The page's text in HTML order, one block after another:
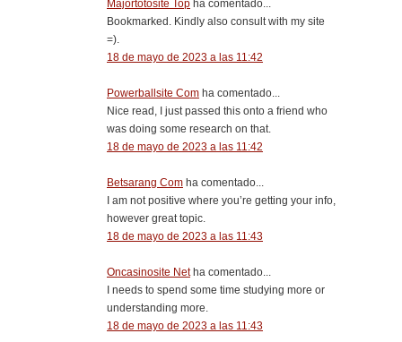
Majortotosite Top ha comentado...
Bookmarked. Kindly also consult with my site
=).
18 de mayo de 2023 a las 11:42
Powerballsite Com ha comentado...
Nice read, I just passed this onto a friend who
was doing some research on that.
18 de mayo de 2023 a las 11:42
Betsarang Com ha comentado...
I am not positive where you’re getting your info,
however great topic.
18 de mayo de 2023 a las 11:43
Oncasinosite Netha comentado...
I needs to spend some time studying more or
understanding more.
18 de mayo de 2023 a las 11:43